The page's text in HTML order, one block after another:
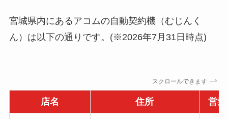
宮城県内にあるアコムの自動契約機（むじんく
ん）は以下の通りです。(※2026年7月31日時点)
スクロールできます
店名 住所 営